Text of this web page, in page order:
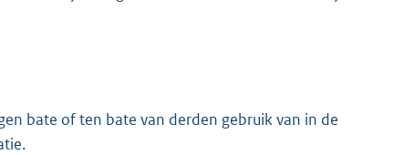
bate of ten bate van derden gebruik van in de